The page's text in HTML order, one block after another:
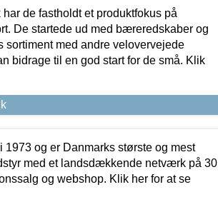
de fastholdt et produktfokus på
De startede ud med bæreredskaber og
sortiment med andre velovervejede
bidrage til en god start for de små. Klik
1973 og er Danmarks største og mest
med et landsdækkende netværk på 30
og webshop. Klik her for at se